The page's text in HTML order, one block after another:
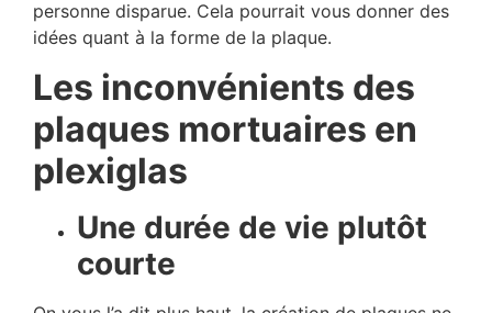
personne disparue. Cela pourrait vous donner des
idées quant à la forme de la plaque.
Les inconvénients des
plaques mortuaires en
plexiglas
Une durée de vie plutôt
courte